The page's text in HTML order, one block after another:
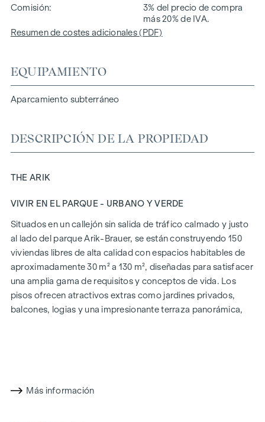
Comisión
3% del precio de compra
más 20% de IVA.
Resumen de costes adicionales (PDF)
EQUIPAMIENTO
Aparcamiento subterráneo
DESCRIPCIÓN DE LA PROPIEDAD
THE ARIK
VIVIR EN EL PARQUE - URBANO Y VERDE
Situados en un callejón sin salida de tráfico calmado y justo
al lado del parque Arik-Brauer, se están construyendo 150
viviendas libres de alta calidad con espacios habitables de
aproximadamente 30 m² a 130 m², diseñadas para satisfacer
una amplia gama de requisitos y conceptos de vida. Los
pisos ofrecen atractivos extras como jardines privados,
balcones, logias y una impresionante terraza panorámica,
fotovoltaica y la calefacción urbana, garantizan un
Más información